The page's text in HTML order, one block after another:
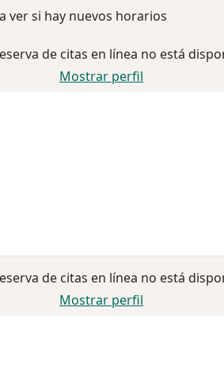
ver si hay nuevos horarios
de citas en línea no está
Mostrar perfil
de citas en línea no está
Mostrar perfil